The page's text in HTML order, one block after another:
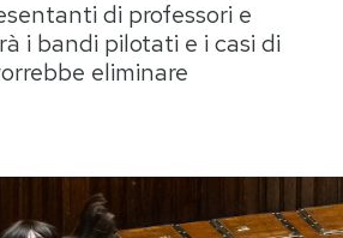
Ok Boomer!
Media
Mondiali calcio 2026
di professori e
i bandi pilotati e i casi di
eliminare